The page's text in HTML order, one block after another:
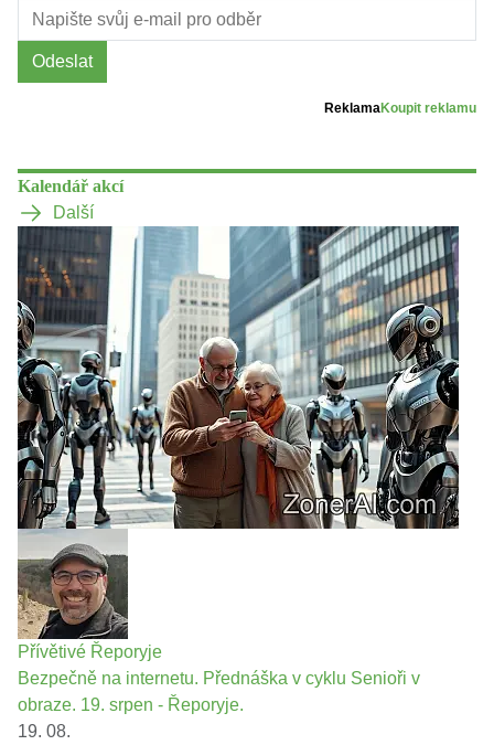
Odeslat
ReklamaKoupit reklamu
Kalendář akcí
Další
Přívětivé Řeporyje
Bezpečně na internetu. Přednáška v cyklu Senioři v
obraze. 19. srpen - Řeporyje.
19. 08.